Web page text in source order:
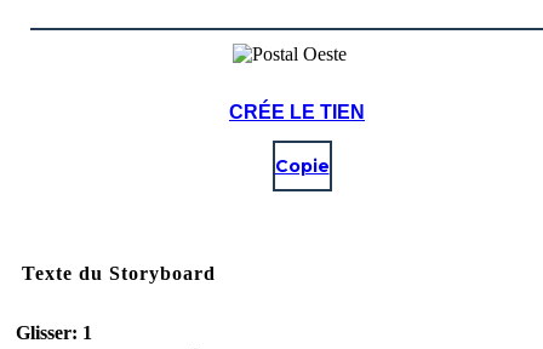
CRÉE LE TIEN
Copie
Texte du Storyboard
Glisser: 1